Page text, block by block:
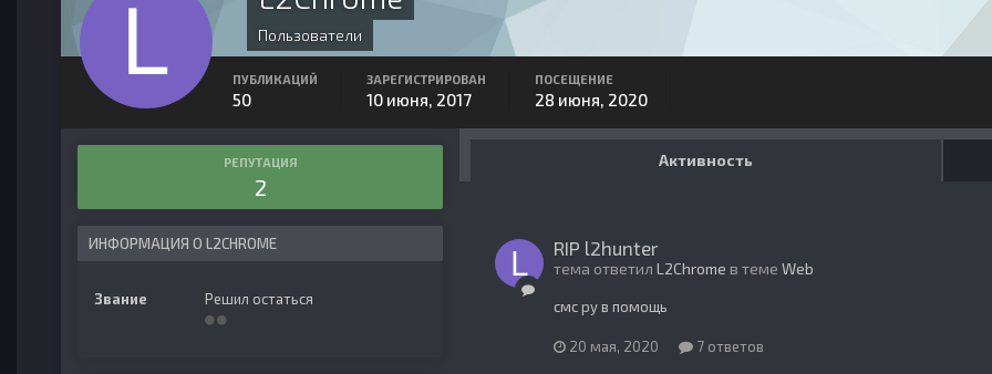
Пользователи
ПУБЛИКАЦИЙ
50
ЗАРЕГИСТРИРОВАН
10 июня, 2017
ПОСЕЩЕНИЕ
28 июня, 2020
РЕПУТАЦИЯ
2
ИНФОРМАЦИЯ О L2CHROME
Звание Решил остаться
Активность
RIP l2hunter
тема ответил L2Chrome в теме Web
смс ру в помощь
20 мая, 2020 7 ответов